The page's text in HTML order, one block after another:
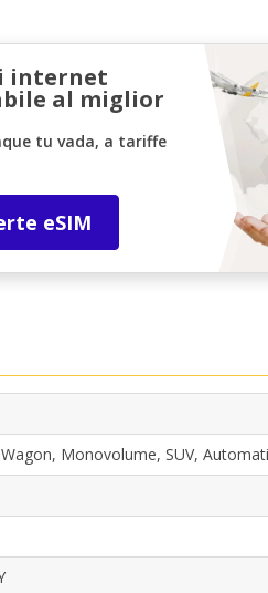
internet
al miglior
tu vada, a tariffe
eSIM
Monovolume, SUV,